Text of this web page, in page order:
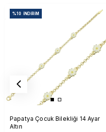
Papatya Çocuk Bilekliği 14 Ayar
Altın
%10 İNDIRIM